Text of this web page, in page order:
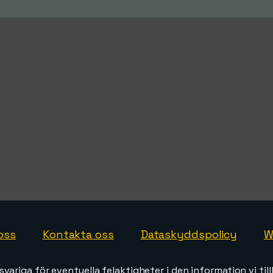
Kontakta oss Dataskyddspolicy
för eventuella felaktigheter i den information vi